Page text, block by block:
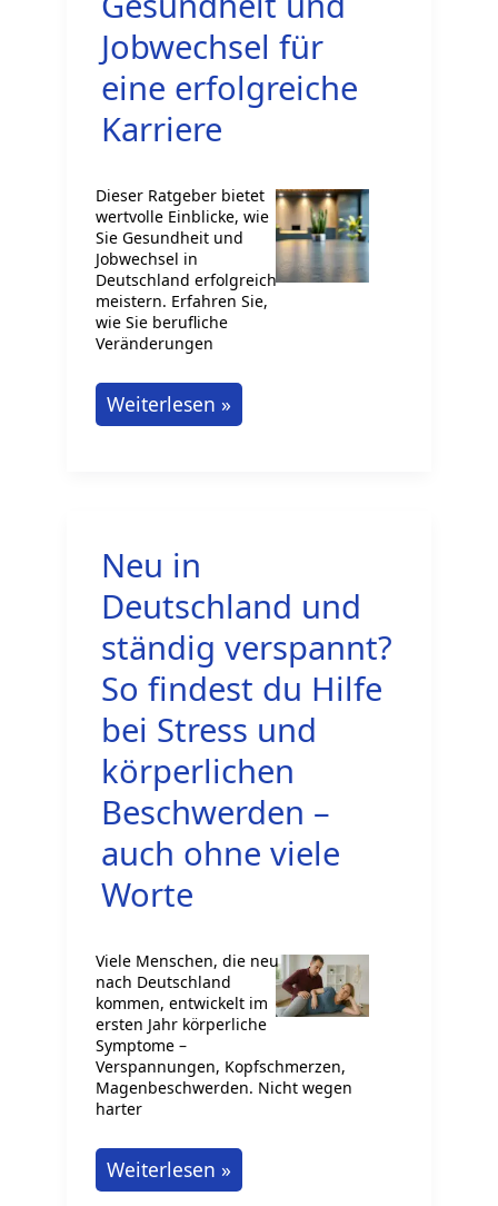
auf
dich
Jobwechsel für
eine erfolgreiche
Karriere
Dieser Ratgeber bietet
wertvolle Einblicke, wie
Sie Gesundheit und
Jobwechsel in
Deutschland erfolgreich
meistern. Erfahren Sie,
wie Sie berufliche
Veränderungen
Ratgeber:
Gesundheit
eine
erfolgreiche
Karriere
Weiterlesen »
Neu in
Deutschland und
ständig verspannt?
So findest du Hilfe
bei Stress und
körperlichen
Beschwerden –
auch ohne viele
Worte
Viele Menschen, die neu
nach Deutschland
kommen, entwickelt im
ersten Jahr körperliche
Symptome –
Verspannungen, Kopfschmerzen,
Magenbeschwerden. Nicht wegen
harter
Neu
Weiterlesen »